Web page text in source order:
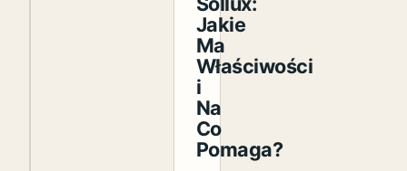
Jakie
Ma
Właściwości
i
Na
Co
Pomaga?